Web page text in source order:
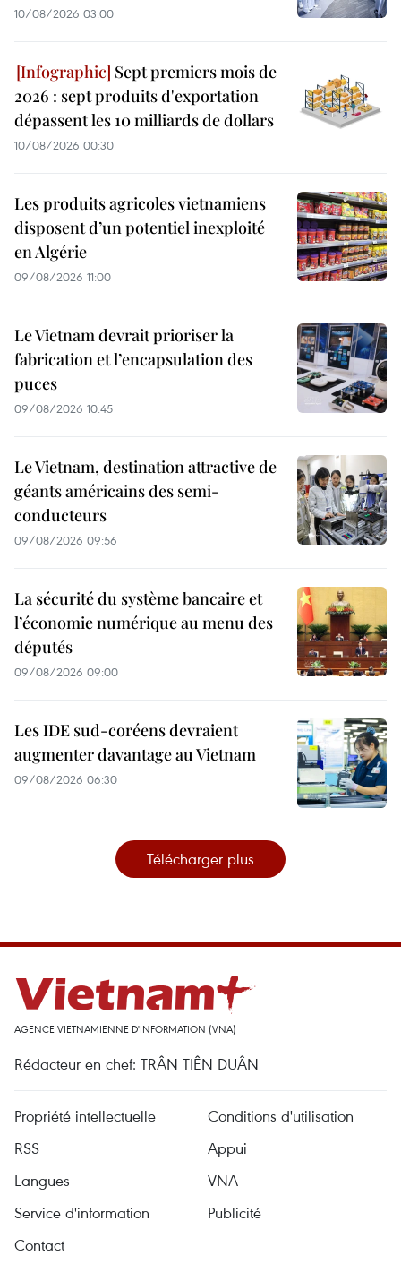
10/08/2026 03:00
Sept premiers mois de
2026 : sept produits d'exportation
dépassent les 10 milliards de dollars
10/08/2026 00:30
Les produits agricoles vietnamiens
disposent d’un potentiel inexploité
en Algérie
09/08/2026 11:00
Le Vietnam devrait prioriser la
fabrication et l’encapsulation des
puces
09/08/2026 10:45
Le Vietnam, destination attractive de
géants américains des semi-
conducteurs
09/08/2026 09:56
La sécurité du système bancaire et
l’économie numérique au menu des
députés
09/08/2026 09:00
Les IDE sud-coréens devraient
augmenter davantage au Vietnam
09/08/2026 06:30
Télécharger plus
AGENCE VIETNAMIENNE D'INFORMATION (VNA)
Rédacteur en chef: TRÂN TIÊN DUÂN
Propriété intellectuelle
Conditions d'utilisation
RSS
Appui
Langues
VNA
Service d'information
Publicité
Contact